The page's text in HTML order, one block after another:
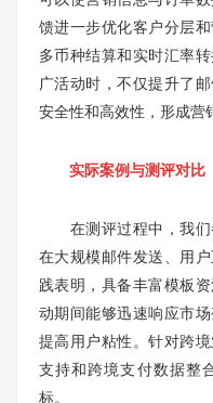
馈进一步优化客户分层
多币种结算和实时汇率
广活动时，不仅提升了
安全性和高效性，形成营
实际案例与测评对比
在测评过程中，我们
在大规模邮件发送、用
践表明，具备丰富模板
动期间能够迅速响应市
提高用户粘性。针对跨
支持和跨境支付数据整
标。